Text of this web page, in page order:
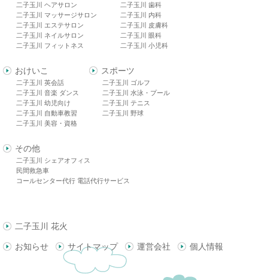
二子玉川 ヘアサロン
二子玉川 マッサージサロン
二子玉川 エステサロン
二子玉川 ネイルサロン
二子玉川 フィットネス
二子玉川 歯科
二子玉川 内科
二子玉川 皮膚科
二子玉川 眼科
二子玉川 小児科
おけいこ
二子玉川 英会話
二子玉川 音楽 ダンス
二子玉川 幼児向け
二子玉川 自動車教習
二子玉川 美容・資格
スポーツ
二子玉川 ゴルフ
二子玉川 水泳・プール
二子玉川 テニス
二子玉川 野球
その他
二子玉川 シェアオフィス
民間救急車
コールセンター代行 電話代行サービス
二子玉川 花火
お知らせ サイトマップ 運営会社 個人情報